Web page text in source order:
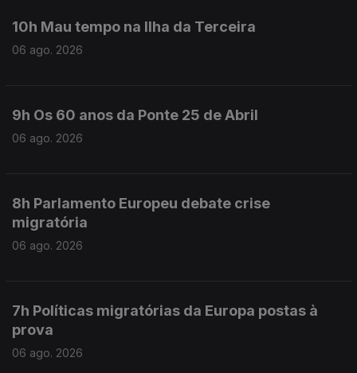
10h Mau tempo na Ilha da Terceira
06 ago. 2026
9h Os 60 anos da Ponte 25 de Abril
06 ago. 2026
8h Parlamento Europeu debate crise
migratória
06 ago. 2026
7h Políticas migratórias da Europa postas à
prova
06 ago. 2026